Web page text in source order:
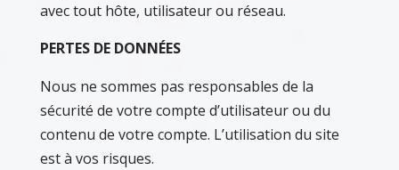
avec tout hôte, utilisateur ou réseau.
PERTES DE DONNÉES
Nous ne sommes pas responsables de la
sécurité de votre compte d’utilisateur ou du
contenu de votre compte. L’utilisation du site
est à vos risques.